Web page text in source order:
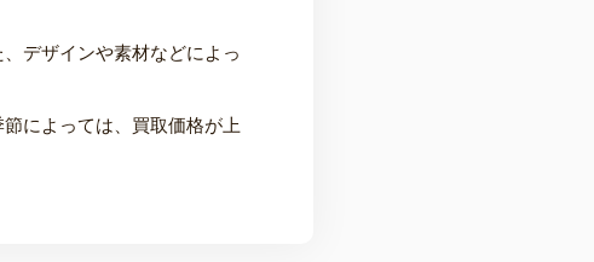
デザインや素材などによっ
によっては、買取価格が上